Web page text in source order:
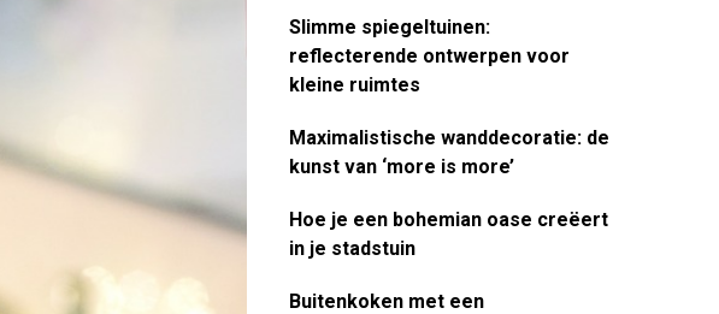
Slimme spiegeltuinen:
reflecterende ontwerpen voor
kleine ruimtes
Maximalistische wanddecoratie: de
kunst van ‘more is more’
Hoe je een bohemian oase creëert
in je stadstuin
Buitenkoken met een